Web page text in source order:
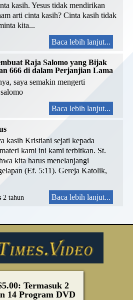
kasih. Yesus tidak mendirikan
arti cinta kasih? Cinta kasih tidak
kita...
Baca lebih lanjut...
Raja Salomo yang Bijak
666 di dalam Perjanjian Lama
saya semakin mengerti
Baca lebih lanjut...
kasih Kristiani sejati kepada
kami ini kami terbitkan. St.
kita harus menelanjangi
(Ef. 5:11). Gereja Katolik,
2 tahun Baca lebih lanjut...
Termasuk 2
14 Program DVD